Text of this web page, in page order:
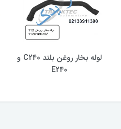
لوله بخار روغن بلند C240 و
E240